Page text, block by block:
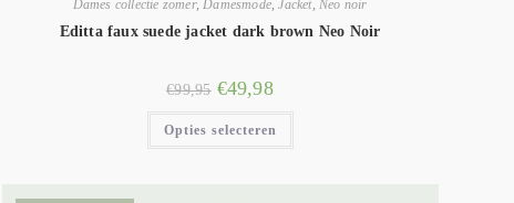
Dames collectie zomer, Damesmode,Jacket, Neo noir
Editta faux suede jacket dark brown Neo Noir
€99,95 €49,98
Opties selecteren